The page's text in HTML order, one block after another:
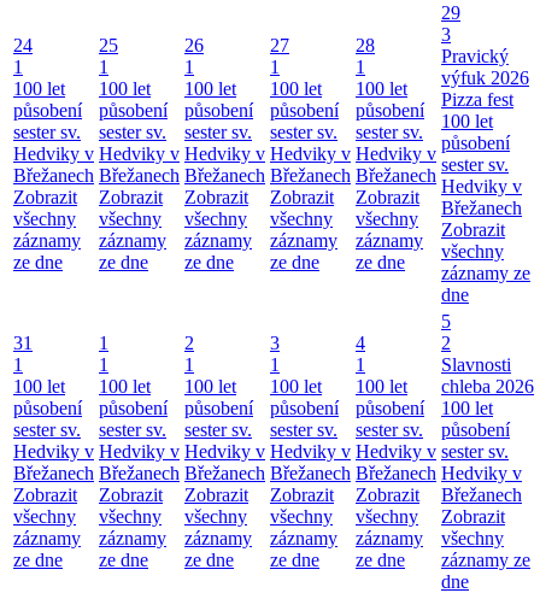
24
1
100 let
působení
sester sv.
Hedviky v
Břežanech
Zobrazit
všechny
záznamy
ze dne
25
1
100 let
působení
sester sv.
Hedviky v
Břežanech
Zobrazit
všechny
záznamy
ze dne
26
1
100 let
působení
sester sv.
Hedviky v
Břežanech
Zobrazit
všechny
záznamy
ze dne
27
1
100 let
působení
sester sv.
Hedviky v
Břežanech
Zobrazit
všechny
záznamy
ze dne
28
1
100 let
působení
sester sv.
Hedviky v
Břežanech
Zobrazit
všechny
záznamy
ze dne
29
3
Pravický
výfuk 2026
Pizza fest
100 let
působení
sester sv.
Hedviky v
Břežanech
Zobrazit
všechny
záznamy ze
dne
31
1
100 let
působení
sester sv.
Hedviky v
Břežanech
Zobrazit
všechny
záznamy
ze dne
1
1
100 let
působení
sester sv.
Hedviky v
Břežanech
Zobrazit
všechny
záznamy
ze dne
2
1
100 let
působení
sester sv.
Hedviky v
Břežanech
Zobrazit
všechny
záznamy
ze dne
3
1
100 let
působení
sester sv.
Hedviky v
Břežanech
Zobrazit
všechny
záznamy
ze dne
4
1
100 let
působení
sester sv.
Hedviky v
Břežanech
Zobrazit
všechny
záznamy
ze dne
5
2
Slavnosti
chleba 2026
100 let
působení
sester sv.
Hedviky v
Břežanech
Zobrazit
všechny
záznamy ze
dne